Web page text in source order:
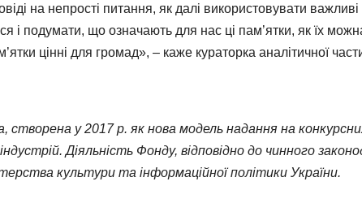
на непрості питання, як далі використовувати
і подумати, що означають для нас ці пам’ятки, як їх
цінні для громад», – каже кураторка аналітичної
створена у2017 р. як нова модель надання на
Діяльність Фонду, відповідно до чинного
культури та інформаційної політики України.